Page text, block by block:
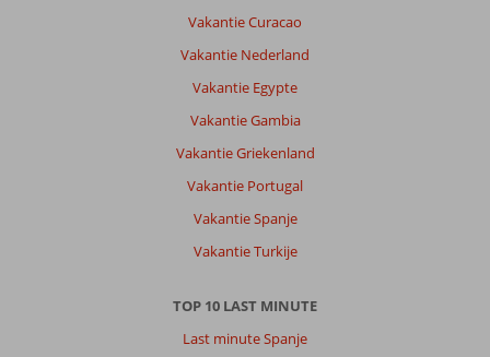
Vakantie Curacao
Vakantie Nederland
Vakantie Egypte
Vakantie Gambia
Vakantie Griekenland
Vakantie Portugal
Vakantie Spanje
Vakantie Turkije
TOP 10 LAST MINUTE
Last minute Spanje